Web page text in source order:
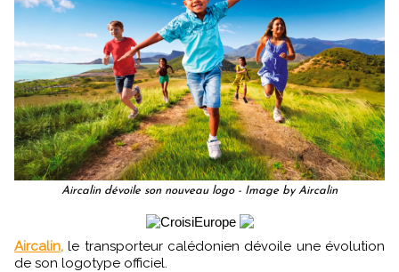
Aircalin dévoile son nouveau logo - Image by Aircalin
Aircalin, le transporteur calédonien dévoile une évolution
de son logotype officiel.